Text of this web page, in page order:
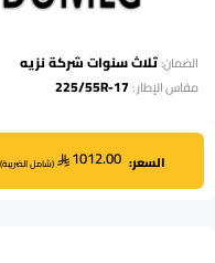
الضمان:ثلاث سنوات شركة نزيه
مقاس الإطار:
225/55R-17
السعر: 1012.00
(شامل الضريبة)